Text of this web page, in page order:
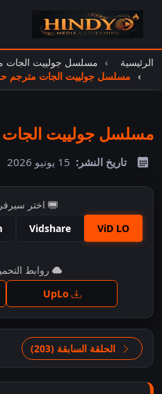
الرئيسية
مسلسل جولييت الجات
مسلسل جولييت الجات مترجم حلقة
مسلسل جولييت الجات
تاريخ النشر: 15 يونيو 2026
اختر
ViD LO
Vidshare
اضغط
روابط
الحلقة السابقة (203)